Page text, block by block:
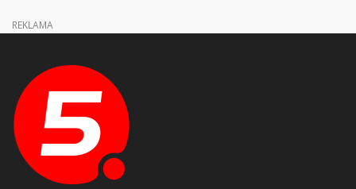
REKLAMA